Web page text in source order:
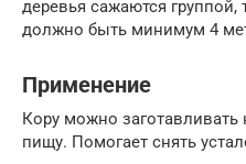
деревья сажаются
должно быть минимум 4
Применение
Кору можно заготавливать
пищу. Помогает снять